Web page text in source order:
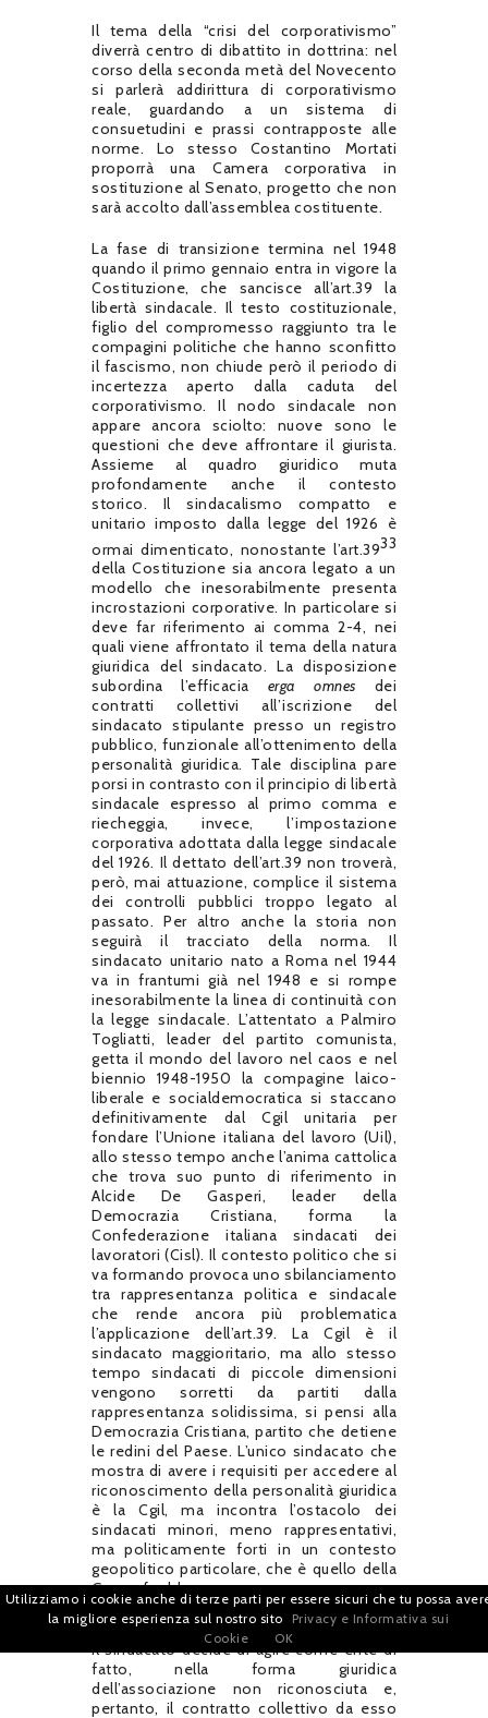
Il tema della “crisi del corporativismo”
diverrà centro di dibattito in dottrina: nel
corso della seconda metà del Novecento
si parlerà addirittura di corporativismo
reale, guardando a un sistema di
consuetudini e prassi contrapposte alle
norme. Lo stesso Costantino Mortati
proporrà una Camera corporativa in
sostituzione al Senato, progetto che non
sarà accolto dall’assemblea costituente.
La fase di transizione termina nel 1948
quando il primo gennaio entra in vigore la
Costituzione, che sancisce all’art.39 la
libertà sindacale. Il testo costituzionale,
figlio del compromesso raggiunto tra le
compagini politiche che hanno sconfitto
il fascismo, non chiude però il periodo di
incertezza aperto dalla caduta del
corporativismo. Il nodo sindacale non
appare ancora sciolto: nuove sono le
questioni che deve affrontare il giurista.
Assieme al quadro giuridico muta
profondamente anche il contesto
storico. Il sindacalismo compatto e
unitario imposto dalla legge del 1926 è
ormai dimenticato, nonostante l’art.3933
della Costituzione sia ancora legato a un
modello che inesorabilmente presenta
incrostazioni corporative. In particolare si
deve far riferimento ai comma 2-4, nei
quali viene affrontato il tema della natura
giuridica del sindacato. La disposizione
subordina l’efficacia erga omnes dei
contratti collettivi all’iscrizione del
sindacato stipulante presso un registro
pubblico, funzionale all’ottenimento della
personalità giuridica. Tale disciplina pare
porsi in contrasto con il principio di libertà
sindacale espresso al primo comma e
riecheggia, invece, l’impostazione
corporativa adottata dalla legge sindacale
del 1926. Il dettato dell’art.39 non troverà,
però, mai attuazione, complice il sistema
dei controlli pubblici troppo legato al
passato. Per altro anche la storia non
seguirà il tracciato della norma. Il
sindacato unitario nato a Roma nel 1944
va in frantumi già nel 1948 e si rompe
inesorabilmente la linea di continuità con
la legge sindacale. L’attentato a Palmiro
Togliatti, leader del partito comunista,
getta il mondo del lavoro nel caos e nel
biennio 1948-1950 la compagine laico-
liberale e socialdemocratica si staccano
definitivamente dal Cgil unitaria per
fondare l’Unione italiana del lavoro (Uil),
allo stesso tempo anche l’anima cattolica
che trova suo punto di riferimento in
Alcide De Gasperi, leader della
Democrazia Cristiana, forma la
Confederazione italiana sindacati dei
lavoratori (Cisl). Il contesto politico che si
va formando provoca uno sbilanciamento
tra rappresentanza politica e sindacale
che rende ancora più problematica
l’applicazione dell’art.39. La Cgil è il
sindacato maggioritario, ma allo stesso
tempo sindacati di piccole dimensioni
vengono sorretti da partiti dalla
rappresentanza solidissima, si pensi alla
Democrazia Cristiana, partito che detiene
le redini del Paese. L’unico sindacato che
mostra di avere i requisiti per accedere al
riconoscimento della personalità giuridica
è la Cgil, ma incontra l’ostacolo dei
sindacati minori, meno rappresentativi,
ma politicamente forti in un contesto
geopolitico particolare, che è quello della
Guerra fredda.
Il contratto collettivo ha una sorte incerta.
Il sindacato decide di agire come ente di
fatto, nella forma giuridica
dell’associazione non riconosciuta e,
pertanto, il contratto collettivo da esso
Utilizziamo i cookie anche di terze parti per essere sicuri che tu possa
la migliore esperienza sul nostro sito
Privacy e Informativa sui
Cookie
OK